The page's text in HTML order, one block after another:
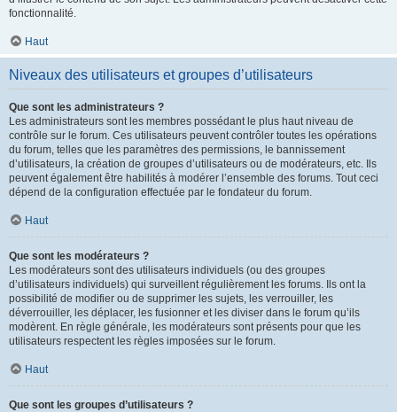
fonctionnalité.
Haut
Niveaux des utilisateurs et groupes d’utilisateurs
Que sont les administrateurs ?
Les administrateurs sont les membres possédant le plus haut niveau de
contrôle sur le forum. Ces utilisateurs peuvent contrôler toutes les opérations
du forum, telles que les paramètres des permissions, le bannissement
d’utilisateurs, la création de groupes d’utilisateurs ou de modérateurs, etc. Ils
peuvent également être habilités à modérer l’ensemble des forums. Tout ceci
dépend de la configuration effectuée par le fondateur du forum.
Haut
Que sont les modérateurs ?
Les modérateurs sont des utilisateurs individuels (ou des groupes
d’utilisateurs individuels) qui surveillent régulièrement les forums. Ils ont la
possibilité de modifier ou de supprimer les sujets, les verrouiller, les
déverrouiller, les déplacer, les fusionner et les diviser dans le forum qu’ils
modèrent. En règle générale, les modérateurs sont présents pour que les
utilisateurs respectent les règles imposées sur le forum.
Haut
Que sont les groupes d’utilisateurs ?